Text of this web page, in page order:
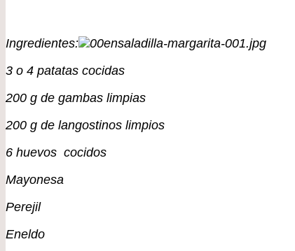
Ingredientes:
3 o 4 patatas cocidas
200 g de gambas limpias
200 g de langostinos limpios
6 huevos cocidos
Mayonesa
Perejil
Eneldo